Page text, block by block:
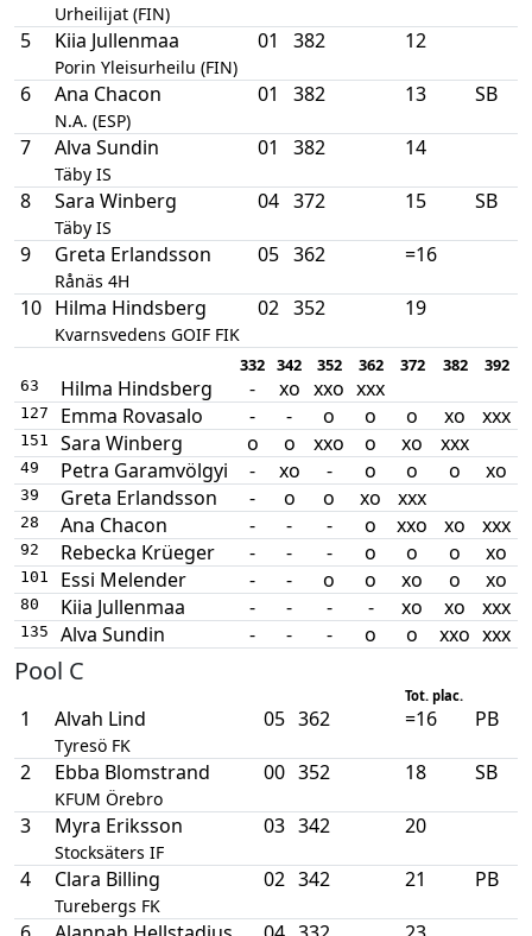
Urheilijat (FIN)
5 Kiia Jullenmaa
Porin Yleisurheilu (FIN)
01 382 12
6 Ana Chacon
N.A. (ESP)
01 382 13 SB
7 Alva Sundin
Täby IS
01 382 14
8 Sara Winberg
Täby IS
04 372 15 SB
9 Greta Erlandsson
Rånäs 4H
05 362 =16
10 Hilma Hindsberg
Kvarnsvedens GOIF FIK
02 352 19
332 342 352 362 372 382 392
63 Hilma Hindsberg - xo xxo xxx
127 Emma Rovasalo - - o o o xo xxx
151 Sara Winberg o o xxo o xo xxx
49 Petra Garamvölgyi - xo - o o o xo
39 Greta Erlandsson - o o xo xxx
28 Ana Chacon - - - o xxo xo xxx
92 Rebecka Krüeger - - - o o o xo
101 Essi Melender - - o o xo o xo
80 Kiia Jullenmaa - - - - xo xo xxx
135 Alva Sundin - - - o o xxo xxx
Pool C
Tot. plac.
1 Alvah Lind
Tyresö FK
05 362 =16 PB
2 Ebba Blomstrand
KFUM Örebro
00 352 18 SB
3 Myra Eriksson
Stocksäters IF
03 342 20
4 Clara Billing
Turebergs FK
02 342 21 PB